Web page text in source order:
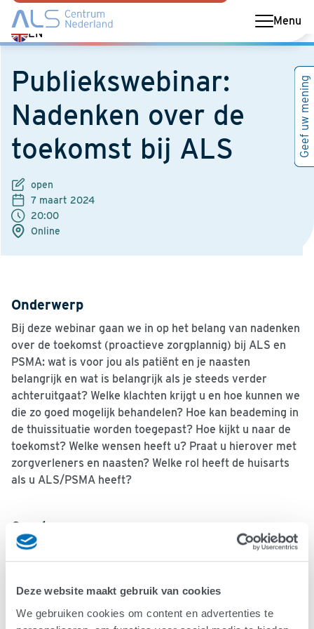
Deze website maakt gebruik van cookies
We gebruiken cookies om content en advertenties te
Menu
EN
Switch
language
English
Publiekswebinar:
Nadenken over de
toekomst bij ALS
open
7 maart 2024
20:00
Online
Onderwerp
Bij deze webinar gaan we in op het belang van nadenken
over de toekomst (proactieve zorgplannig) bij ALS en
PSMA: wat is voor jou als patiënt en je naasten
belangrijk en wat is belangrijk als je steeds verder
achteruitgaat? Welke klachten krijgt u en hoe kunnen we
die zo goed mogelijk behandelen? Hoe kan beademing in
de thuissituatie worden toegepast? Hoe kijkt u naar de
toekomst? Welke wensen heeft u? Praat u hierover met
zorgverleners en naasten? Welke rol heeft de huisarts
als u ALS/PSMA heeft?
Sprekers
Tijdens de webinar zal Esther Kruitwagen-Van Reenen,
uitleg geven over ALS/PSMA. Daarna zal internist
Michael Gaytant, eveneens werkzaam in het UMCU bij
het centrum voor thuisbeademing, een toelichting geven
Geef uw mening